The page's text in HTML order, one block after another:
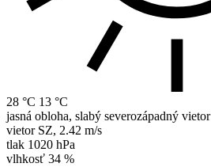
28 °C 13 °C
jasná obloha, slabý severozápadný vietor
vietor SZ, 2.42 m/s
tlak 1020 hPa
vlhkosť 34 %